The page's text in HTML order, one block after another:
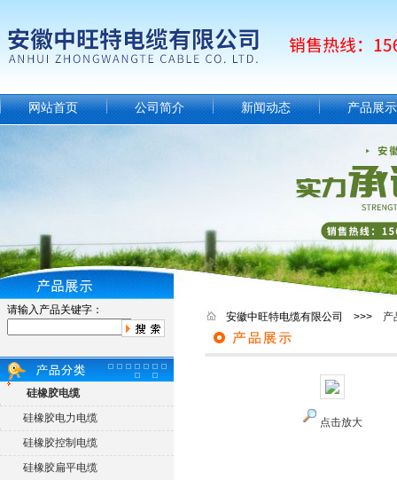
网站首页 公司简介 新闻动态 产品展示
请输入产品关键字：
硅橡胶电缆
硅橡胶电力电缆
硅橡胶控制电缆
硅橡胶扁平电缆
安徽中旺特电缆有限公司 >>> 产
点击放大